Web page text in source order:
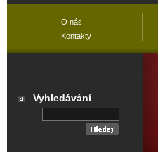
O nás
Kontakty
Vyhledávání